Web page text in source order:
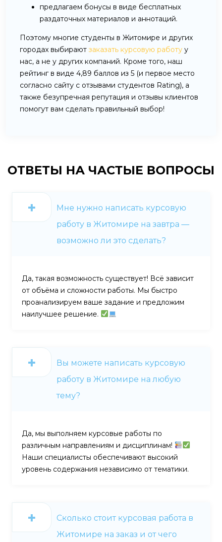
предлагаем бонусы в виде бесплатных
раздаточных материалов и аннотаций.
Поэтому многие студенты в Житомире и других
городах выбирают заказать курсовую работу у
нас, а не у других компаний. Кроме того, наш
рейтинг в виде 4,89 баллов из 5 (и первое место
согласно сайту с отзывами студентов Rating), а
также безупречная репутация и отзывы клиентов
помогут вам сделать правильный выбор!
ОТВЕТЫ НА ЧАСТЫЕ ВОПРОСЫ
Мне нужно написать курсовую
работу в Житомире на завтра —
возможно ли это сделать?
Да, такая возможность существует! Всё зависит
от объёма и сложности работы. Мы быстро
проанализируем ваше задание и предложим
наилучшее решение.
Вы можете написать курсовую
работу в Житомире на любую
тему?
Да, мы выполняем курсовые работы по
различным направлениям и дисциплинам!
Наши специалисты обеспечивают высокий
уровень содержания независимо от тематики.
Сколько стоит курсовая работа в
Житомире на заказ и от чего